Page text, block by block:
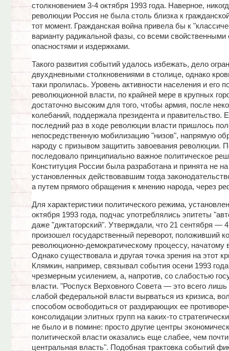
столкновением 3-4 октября 1993 года. Наверное,
революции Россия не была столь близка к
тот момент. Гражданская война привела бы к
варианту радикальной фазы, со всеми свойственными
опасностями и издержками.
Такого развития событий удалось избежать, дело
двухдневными столкновениями в столице, однако
таки пролилась. Уровень активности населения и его
революционной власти, по крайней мере в крупных
достаточно высоким для того, чтобы армия, после
колебаний, поддержала президента и правительство.
последний раз в ходе революции власти пришлось
непосредственную мобилизацию "низов", напрямую
народу с призывом защитить завоевания революции.
последовало принципиально важное политическое
Конституция России была разработана и принята не
установленных действовавшим тогда
а путем прямого обращения к мнению народа, через
Для характеристики политического режима,
октября 1993 года, подчас употреблялись эпитеты
даже "диктаторский". Утверждали, что 21 сентября —
произошел государственный переворот, положивший
революционно-демократическому процессу, начатому
Однако существовала и другая точка зрения на этот
Клямкин, например, связывал события осени 1993
чрезмерным усилением, а, напротив, со слабостью
власти. "Роспуск Верховного Совета — это всего лишь
слабой федеральной власти вырваться из кризиса,
способом освободиться от раздирающих ее
консолидации элитных групп на каких-то
не было и в помине: просто другие центры
политической власти оказались еще слабее, чем
центральная власть". Подобная трактовка событий